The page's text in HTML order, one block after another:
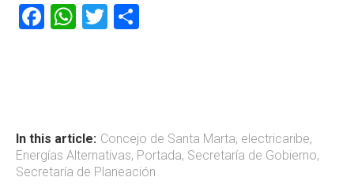
F
ok
W
p
p
T
tir
In this article: Concejo de Santa Marta, electricaribe,
Energías Alternativas, Portada, Secretaría de Gobierno,
Secretaría de Planeación